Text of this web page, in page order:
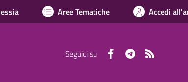
Aree Tematiche Accedi
Seguici su FacebookTelegram